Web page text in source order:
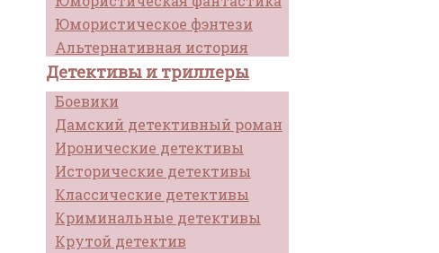
Юмористическое фэнтези
Альтернативная история
Детективы и триллеры
Боевики
Дамский детективный роман
Иронические детективы
Исторические детективы
Классические детективы
Криминальные детективы
Крутой детектив